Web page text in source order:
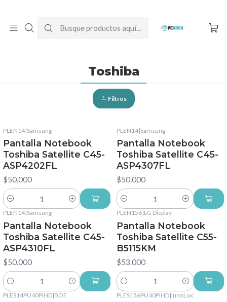
Toshiba
Filtros
PLEN14|Samsung
Pantalla Notebook
Toshiba Satellite C45-
ASP4202FL
$50.000
Cantidad
PLEN14|Samsung
Pantalla Notebook
Toshiba Satellite C45-
ASP4307FL
$50.000
Cantidad
PLEN14|Samsung
Pantalla Notebook
Toshiba Satellite C45-
ASP4310FL
$50.000
Cantidad
PLEN156|LG Display
Pantalla Notebook
Toshiba Satellite C55-
B5115KM
$53.000
Cantidad
PLES14PU40PIHD|BOE PLES156PU40PIHD|InnoLux